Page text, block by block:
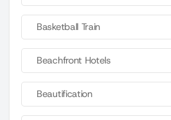
Basketball Train
Beachfront Hotels
Beautification